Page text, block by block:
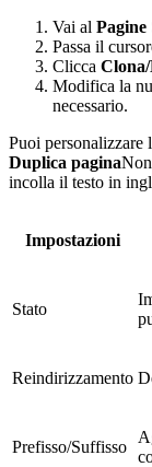
Vai al Pagine
Passa il
Clicca
Modifica la
necessario.
Puoi personalizzare
Duplica pagina
incolla il testo in
Impostazioni
Stato
Reindirizzamento
Prefisso/Suffisso